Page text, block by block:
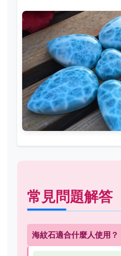
常見問題解答
海紋石適合什麼人使用？